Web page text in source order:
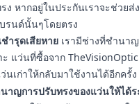
ง หากอยู่ในประกันเราจะช่วยส่
รนด์นั้นๆโดยตรง
ำรุดเสียหาย เรามีช่างที่ชำนา
แว่นที่ซื้อจาก
นเก่าให้กลับมาใช้งานได้อีกครั้ง
าญการปรับทรงของแว่นให้ได้